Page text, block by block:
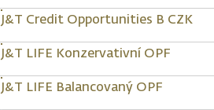
J&T Credit Opportunities B CZK
J&T LIFE Konzervativní OPF
J&T LIFE Balancovaný OPF